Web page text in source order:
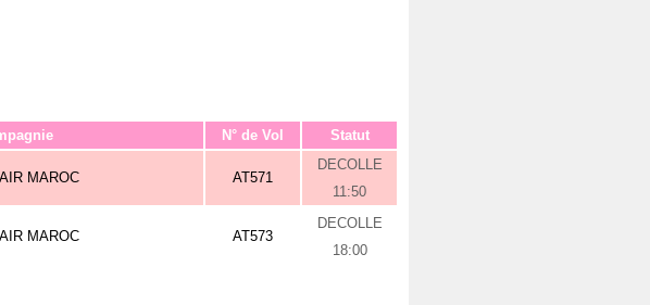
N° de Vol Statut
MAROC AT571
DECOLLE
11:50
MAROC AT573
DECOLLE
18:00